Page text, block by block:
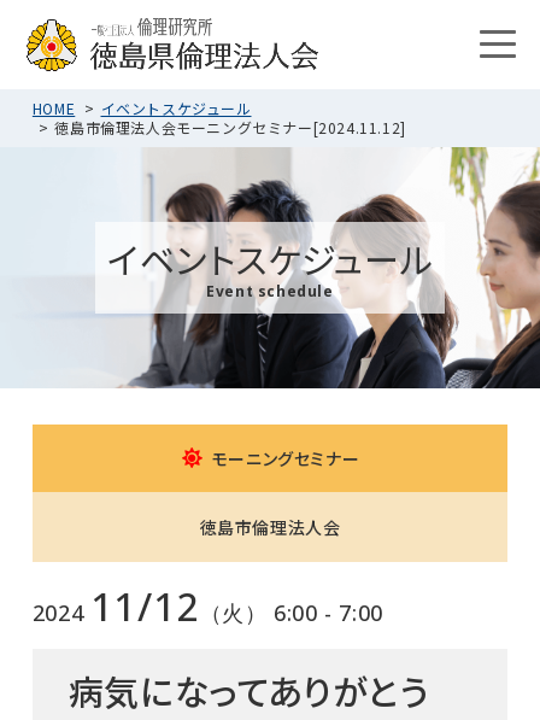
HOME
イベントスケジュール
徳島市倫理法人会モーニングセミナー[2024.11.12]
イベントスケジュール
Event schedule
モーニングセミナー
徳島市倫理法人会
2024 11/12 （火） 6:00 - 7:00
病気になってありがとう